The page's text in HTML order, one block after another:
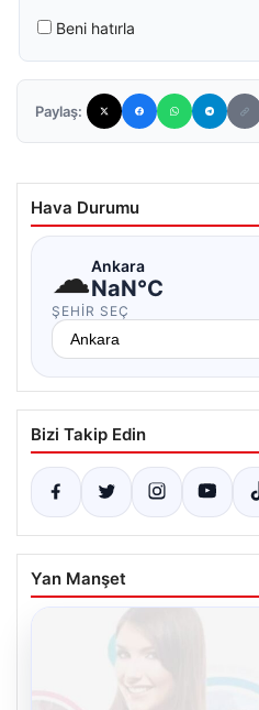
Beni hatırla
Paylaş:
Hava Durumu
☁Ankara
NaN°C
ŞEHIR SEÇ
Bizi Takip Edin
Yan Manşet